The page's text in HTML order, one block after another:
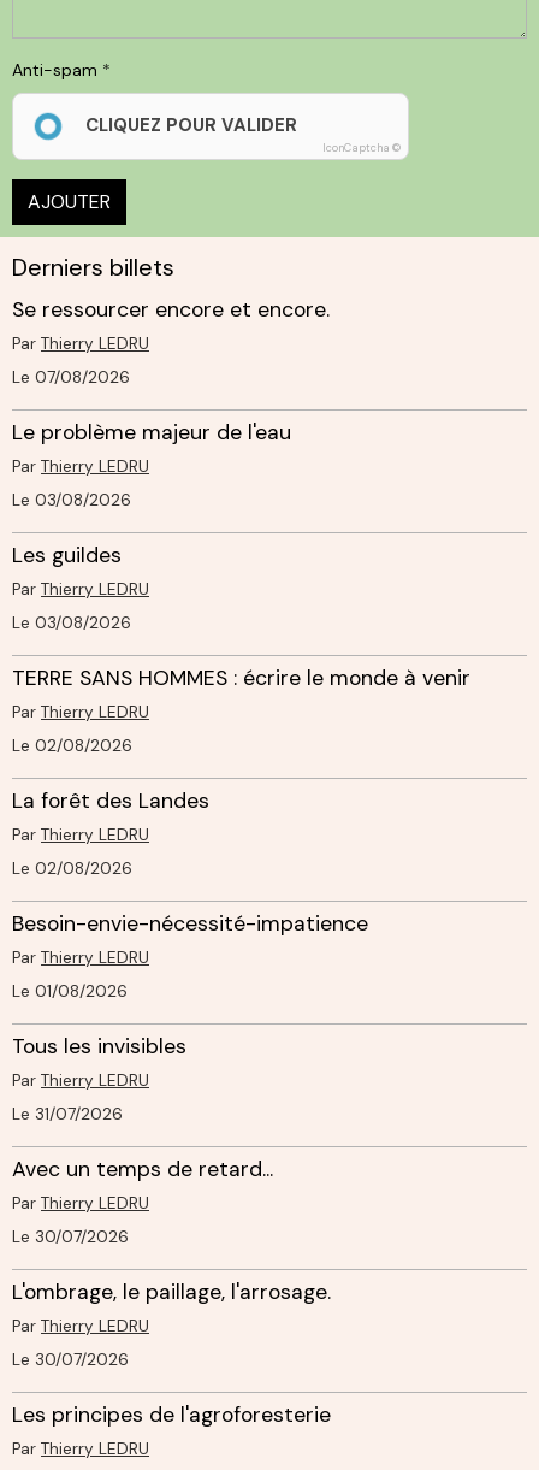
Anti-spam
CLIQUEZ POUR VALIDER
IconCaptcha ©
AJOUTER
Derniers billets
Se ressourcer encore et encore.
Par Thierry LEDRU
Le 07/08/2026
Le problème majeur de l'eau
Par Thierry LEDRU
Le 03/08/2026
Les guildes
Par Thierry LEDRU
Le 03/08/2026
TERRE SANS HOMMES : écrire le monde à venir
Par Thierry LEDRU
Le 02/08/2026
La forêt des Landes
Par Thierry LEDRU
Le 02/08/2026
Besoin-envie-nécessité-impatience
Par Thierry LEDRU
Le 01/08/2026
Tous les invisibles
Par Thierry LEDRU
Le 31/07/2026
Avec un temps de retard...
Par Thierry LEDRU
Le 30/07/2026
L'ombrage, le paillage, l'arrosage.
Par Thierry LEDRU
Le 30/07/2026
Les principes de l'agroforesterie
Par Thierry LEDRU